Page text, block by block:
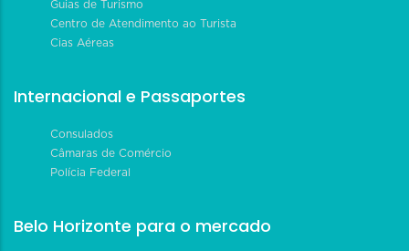
Guias de Turismo
Centro de Atendimento ao Turista
Cias Aéreas
Internacional e Passaportes
Consulados
Câmaras de Comércio
Polícia Federal
Belo Horizonte para o mercado